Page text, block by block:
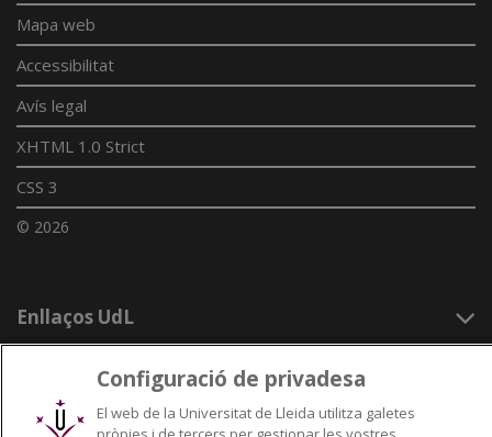
Mapa web
Accessibilitat
Avís legal
XHTML 1.0 Strict
CSS 3
© 2026
Enllaços UdL
Configuració de privadesa
El web de la Universitat de Lleida utilitza galetes